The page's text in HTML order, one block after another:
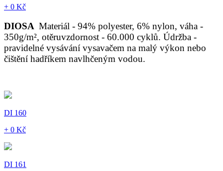
+ 0 Kč
DIOSA Materiál - 94% polyester, 6% nylon, váha -
350g/m², otěruvzdornost - 60.000 cyklů. Údržba -
pravidelné vysávání vysavačem na malý výkon nebo
čištění hadříkem navlhčeným vodou.
DI 160
+ 0 Kč
DI 161